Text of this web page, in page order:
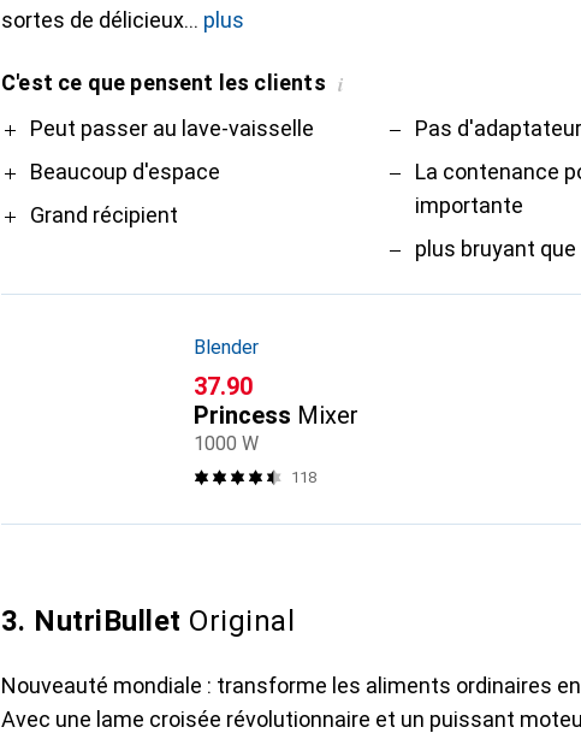
sortes de délicieux
plus
C'est ce que pensent les clients i
ProPeut passer au lave-vaisselle
Beaucoup d'espace
Grand récipient
Contre
Pas
La contenance
importante
plus bruyant
Blender
CHF
37.90
Princess Mixer
1000 W
118
3. NutriBullet Original
Nouveauté mondiale : transforme les aliments ordinaires
Avec une lame croisée révolutionnaire et un puissant